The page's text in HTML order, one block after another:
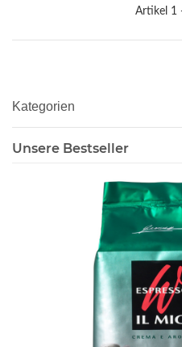
Artikel 1
Kategorien
Unsere Bestseller